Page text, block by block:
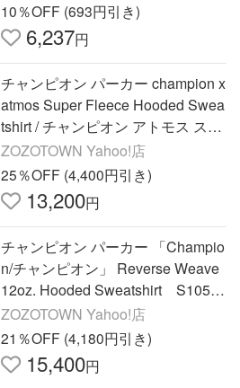
10％OFF (693円引き)
6,237円
チャンピオン パーカー champion x
atmos Super Fleece Hooded Swea
tshirt / チャンピオン アトモス スー
パー フリース フーデッド スウェ
ットシャツ 「SP」
ZOZOTOWN Yahoo!店
25％OFF (4,400円引き)
13,200円
チャンピオン パーカー 「Champio
n/チャンピオン」 Reverse Weave
12oz. Hooded Sweatshirt S1051
パーカー 定番中の定番 フー
ドのたちがいいです。
ZOZOTOWN Yahoo!店
21％OFF (4,180円引き)
15,400円